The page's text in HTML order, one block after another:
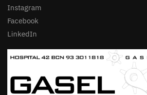
Instagram
Facebook
LinkedIn